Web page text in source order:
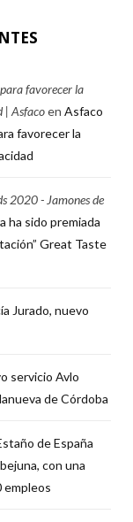
favorecer la
| Asfacoen Asfaco
favorecer la
2020 - Jamones de
ha sido premiada
Great Taste
Jurado, nuevo
servicio Avlo
de Córdoba
de España
con una
empleos